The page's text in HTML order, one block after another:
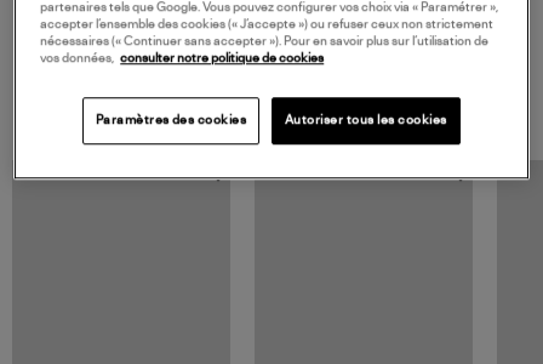
partenaires tels que Google. Vous pouvez configurer vos choix via « Paramétrer »,
accepter l’ensemble des cookies (« J’accepte ») ou refuser ceux non strictement
nécessaires (« Continuer sans accepter »). Pour en savoir plus sur l’utilisation de
vos données, consulter notre politique de cookies
Paramètres des cookies Autoriser tous les cookies